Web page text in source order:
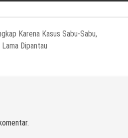
Karena Kasus Sabu-Sabu,
Dipantau